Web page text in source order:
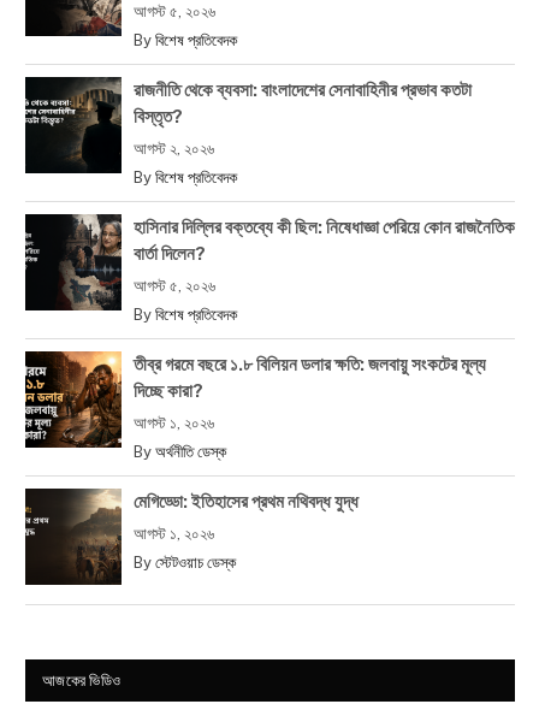
আগস্ট ৫, ২০২৬
By বিশেষ প্রতিবেদক
রাজনীতি থেকে ব্যবসা: বাংলাদেশের সেনাবাহিনীর প্রভাব কতটা
বিস্তৃত?
আগস্ট ২, ২০২৬
By বিশেষ প্রতিবেদক
হাসিনার দিল্লির বক্তব্যে কী ছিল: নিষেধাজ্ঞা পেরিয়ে কোন রাজনৈতিক
বার্তা দিলেন?
আগস্ট ৫, ২০২৬
By বিশেষ প্রতিবেদক
তীব্র গরমে বছরে ১.৮ বিলিয়ন ডলার ক্ষতি: জলবায়ু সংকটের মূল্য
দিচ্ছে কারা?
আগস্ট ১, ২০২৬
By অর্থনীতি ডেস্ক
মেগিড্ডো: ইতিহাসের প্রথম নথিবদ্ধ যুদ্ধ
আগস্ট ১, ২০২৬
By স্টেটওয়াচ ডেস্ক
আজকের ভিডিও